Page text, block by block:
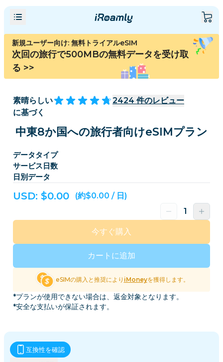
新規ユーザー向け: 無料トライアルeSIM
次回の旅行で500MBの無料データを受け取
る >>
素晴らしい 2424 件のレビュー
に基づく
中東8か国への旅行者向けeSIMプラン
データタイプ
サービス日数
日別データ
USD: $0.00 (約$0.00 / 日)
カートに追加
今すぐ購入
eSIMの購入と推奨により iMoneyを獲得します。
*プランが使用できない場合は、返金対象となります。
*安全な支払いが保証されます。
互換性を確認